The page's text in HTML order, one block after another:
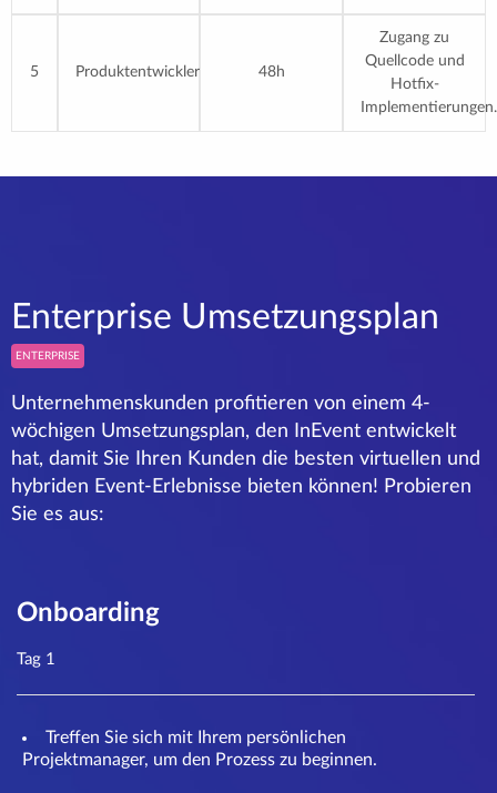
5 Produktentwickler 48h
Zugang zu
Quellcode und
Hotfix-
Implementierungen.
Enterprise Umsetzungsplan
ENTERPRISE
Unternehmenskunden profitieren von einem 4-
wöchigen Umsetzungsplan, den InEvent entwickelt
hat, damit Sie Ihren Kunden die besten virtuellen und
hybriden Event-Erlebnisse bieten können! Probieren
Sie es aus:
Onboarding
Tag 1
Treffen Sie sich mit Ihrem persönlichen
Projektmanager, um den Prozess zu beginnen.